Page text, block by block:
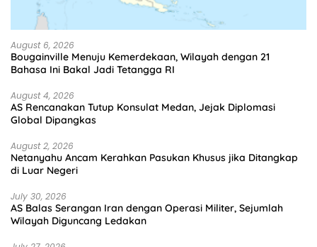
August 6, 2026
Bougainville Menuju Kemerdekaan, Wilayah dengan 21
Bahasa Ini Bakal Jadi Tetangga RI
August 4, 2026
AS Rencanakan Tutup Konsulat Medan, Jejak Diplomasi
Global Dipangkas
August 2, 2026
Netanyahu Ancam Kerahkan Pasukan Khusus jika Ditangkap
di Luar Negeri
July 30, 2026
AS Balas Serangan Iran dengan Operasi Militer, Sejumlah
Wilayah Diguncang Ledakan